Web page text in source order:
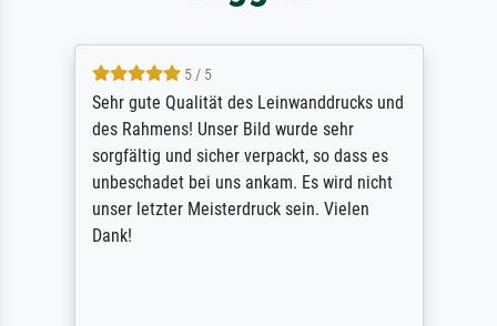
5 / 5
Sehr gute Qualität des Leinwanddrucks und
des Rahmens! Unser Bild wurde sehr
sorgfältig und sicher verpackt, so dass es
unbeschadet bei uns ankam. Es wird nicht
unser letzter Meisterdruck sein. Vielen
Dank!